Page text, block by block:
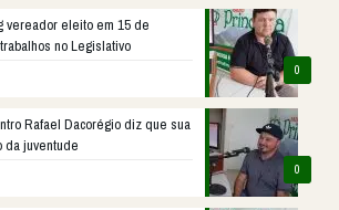
0
vereador eleito em 15 de
no Legislativo
0
Rafael Dacorégio diz que sua
da juventude